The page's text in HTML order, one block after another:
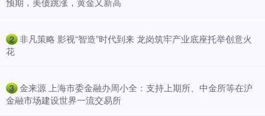
2 ​非凡策略 影视“智造”时代到来 龙岗筑牢产业底座托举创意火
花
3 ​金来源 上海市委金融办周小全：支持上期所、中金所等在沪
金融市场建设世界一流交易所